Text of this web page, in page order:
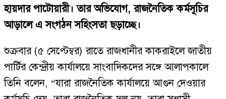
হায়দার পাটোয়ারী। তার অভিযোগ, রাজনৈতিক কর্মসূচির
আড়ালে এ সংগঠন সহিংসতা ছড়াচ্ছে।
শুক্রবার (৫ সেপ্টেম্বর) রাতে রাজধানীর কাকরাইলে জাতীয়
পার্টির কেন্দ্রীয় কার্যালয়ে সাংবাদিকদের সঙ্গে আলাপকালে
তিনি বলেন, “যারা রাজনৈতিক কার্যালয়ে আগুন দেওয়ার